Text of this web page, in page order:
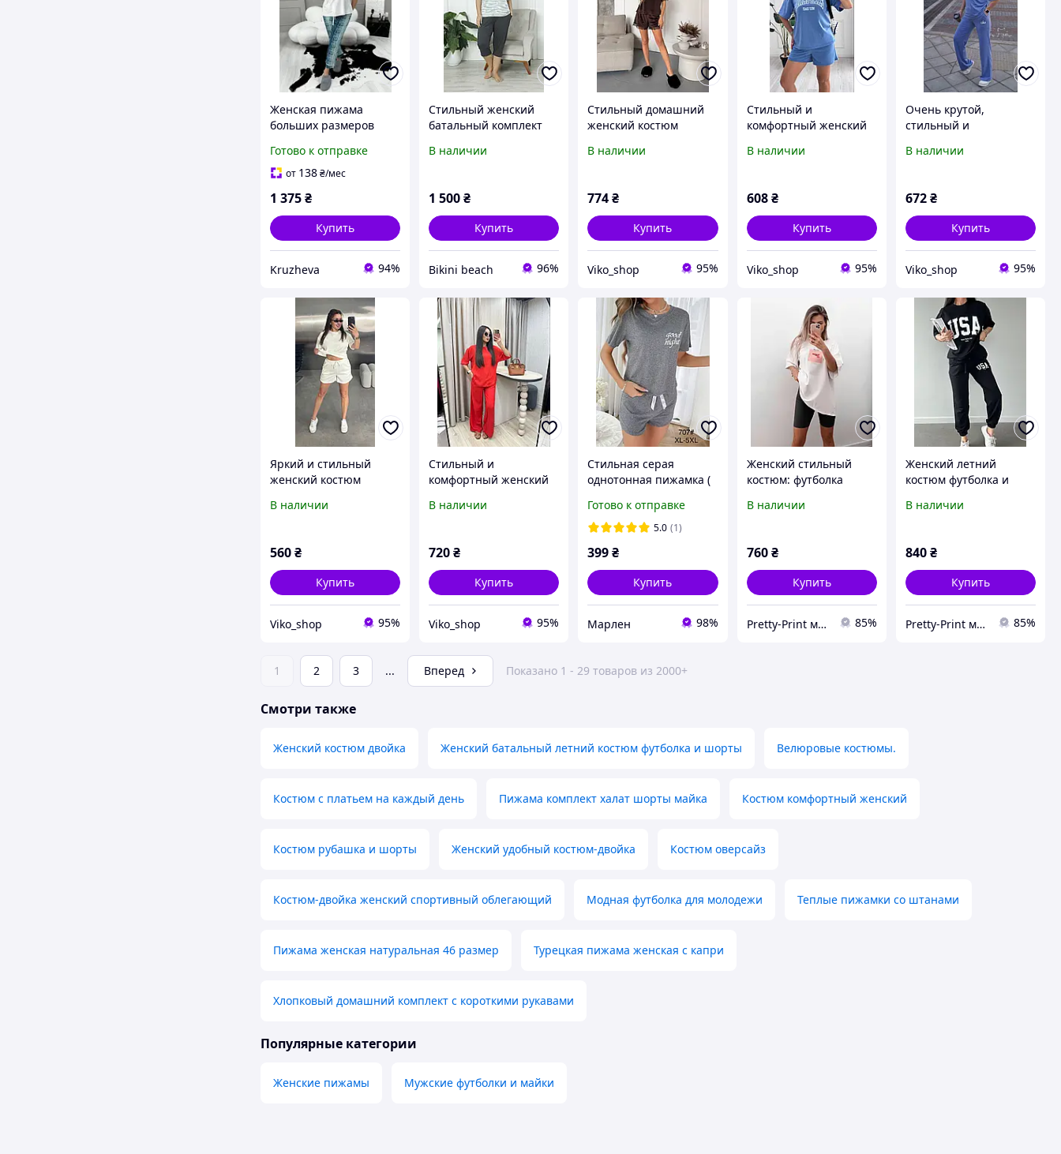
Женская пижама
больших размеров
со змеиным принтом
Женская трикотажная
стильный принт
Готово к отправке
от 138₴/мес
1 375₴
Купить
Kruzheva 94%
Стильный женский
батальный комплект
с капри Nicoletta
В наличии
1 500₴
Купить
Bikini beach 96%
Стильный домашний
женский костюм
футболка и шорты 42-
В наличии
774₴
Купить
Viko_shop 95%
Стильный и
комфортный женский
качественной двунитки
В наличии
608 ₴
Купить
Viko_shop 95%
Очень крутой,
стильный и
двойка из двунити
В наличии
672₴
Купить
Viko_shop 95%
Яркий и стильный
женский костюм
качественного
44, 46-48, 50-52
В наличии
560₴
Купить
Viko_shop 95%
Стильный и
комфортный женский
качественной двунитки
В наличии
720₴
Купить
Viko_shop 95%
Стильная серая
однотонная пижамка (
большого размера.
Удобный костюм для
Готово к отправке
5.0 (1)
399₴
Купить
Марлен 98%
Женский стильный
костюм: футболка
велосипедки
В наличии
760 ₴
Купить
Pretty-Print модная одежда с принтами по низким ценам 85%
Женский летний
костюм футболка и
принтом
В наличии
840₴
Купить
Pretty-Print модная одежда с принтами по низким ценам 85%
1 2 3 ... Вперед Показано 1 - 29 товаров из 2000+
Смотри также
Женский костюм двойка Женский батальный летний костюм футболка и шорты Велюровые костюмы.
Костюм с платьем на каждый день Пижама комплект халат шорты майка Костюм комфортный женский
Костюм рубашка и шорты Женский удобный костюм-двойка Костюм оверсайз
Костюм-двойка женский спортивный облегающий Модная футболка для молодежи Теплые пижамки со штанами
Пижама женская натуральная 46 размер Турецкая пижама женская с капри
Хлопковый домашний комплект с короткими рукавами
Популярные категории
Женские пижамы Мужские футболки и майки